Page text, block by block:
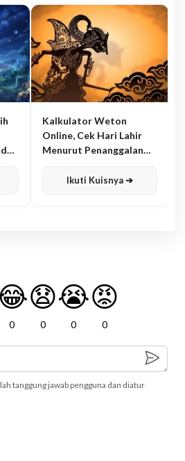
Kalkulator Weton
Online, Cek Hari Lahir
Menurut Penanggalan
Ikuti Kuisnya ➔
0
😧
0
😭
0
😡
0
tanggung jawab pengguna dan diatur